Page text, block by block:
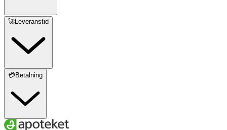
🚀Leveranstid
💳Betalning